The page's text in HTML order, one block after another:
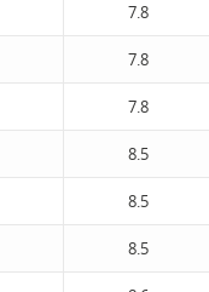
7.8
7.8
7.8
8.5
8.5
8.5